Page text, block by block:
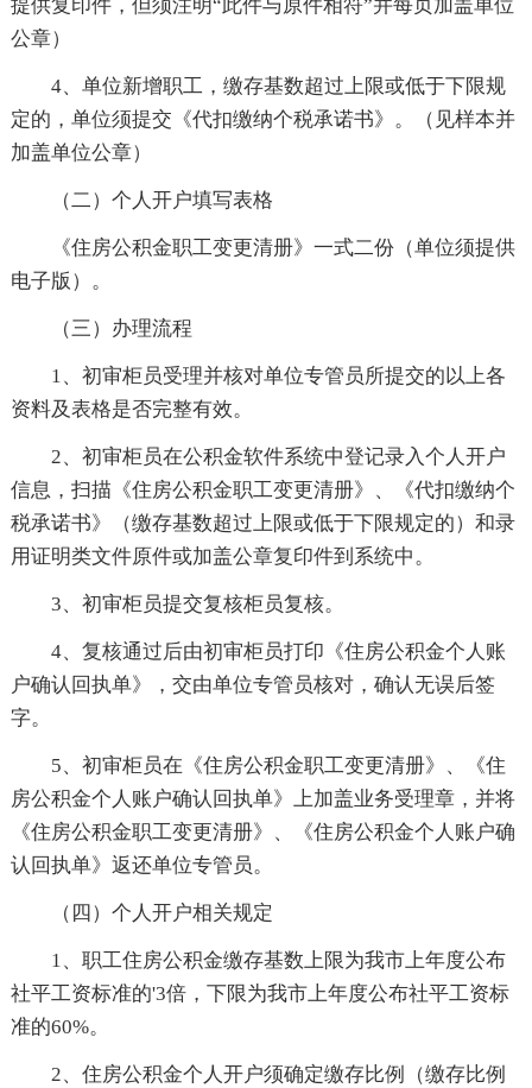
提供复印件，但须注明“此件与原件相符”并每页加盖单位
公章）
4、单位新增职工，缴存基数超过上限或低于下限规
定的，单位须提交《代扣缴纳个税承诺书》。（见样本并
加盖单位公章）
（二）个人开户填写表格
《住房公积金职工变更清册》一式二份（单位须提供
电子版）。
（三）办理流程
1、初审柜员受理并核对单位专管员所提交的以上各
资料及表格是否完整有效。
2、初审柜员在公积金软件系统中登记录入个人开户
信息，扫描《住房公积金职工变更清册》、《代扣缴纳个
税承诺书》（缴存基数超过上限或低于下限规定的）和录
用证明类文件原件或加盖公章复印件到系统中。
3、初审柜员提交复核柜员复核。
4、复核通过后由初审柜员打印《住房公积金个人账
户确认回执单》，交由单位专管员核对，确认无误后签
字。
5、初审柜员在《住房公积金职工变更清册》、《住
房公积金个人账户确认回执单》上加盖业务受理章，并将
《住房公积金职工变更清册》、《住房公积金个人账户确
认回执单》返还单位专管员。
（四）个人开户相关规定
1、职工住房公积金缴存基数上限为我市上年度公布
社平工资标准的'3倍，下限为我市上年度公布社平工资标
准的60%。
2、住房公积金个人开户须确定缴存比例（缴存比例